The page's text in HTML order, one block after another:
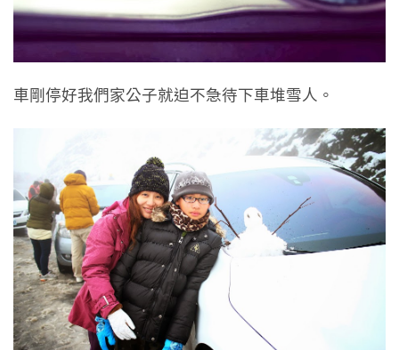
車剛停好我們家公子就迫不急待下車堆雪人。